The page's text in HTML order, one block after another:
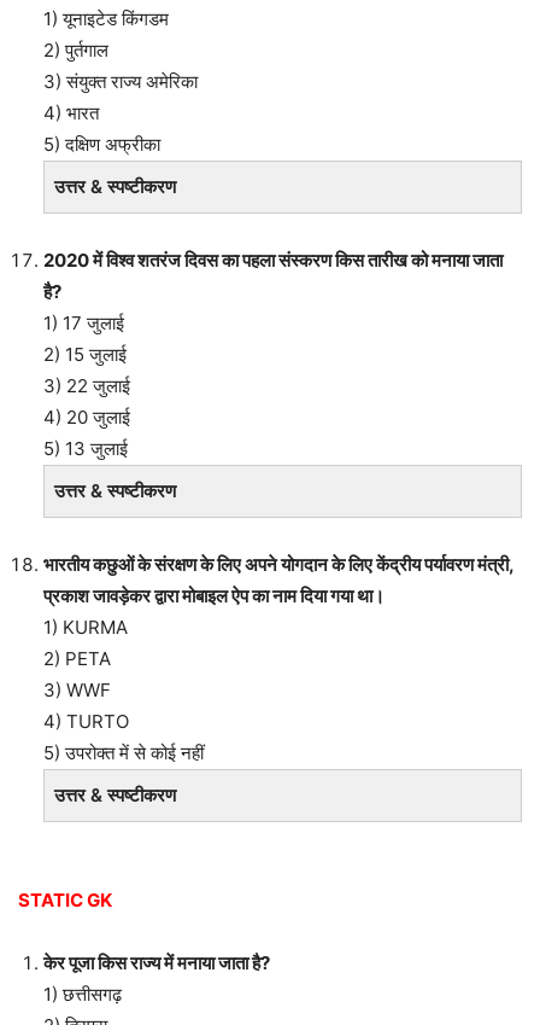
1) यूनाइटेड किंगडम
2) पुर्तगाल
3) संयुक्त राज्य अमेरिका
4) भारत
5) दक्षिण अफ्रीका
उत्तर & स्पष्टीकरण
2020 में विश्व शतरंज दिवस का पहला संस्करण किस तारीख को मनाया जाता
है?
1) 17 जुलाई
2) 15 जुलाई
3) 22 जुलाई
4) 20 जुलाई
5) 13 जुलाई
उत्तर & स्पष्टीकरण
भारतीय कछुओं के संरक्षण के लिए अपने योगदान के लिए केंद्रीय पर्यावरण मंत्री,
प्रकाश जावड़ेकर द्वारा मोबाइल ऐप का नाम दिया गया था।
1) KURMA
2) PETA
3) WWF
4) TURTO
5) उपरोक्त में से कोई नहीं
उत्तर & स्पष्टीकरण
STATIC GK
केर पूजा किस राज्य में मनाया जाता है?
1) छत्तीसगढ़